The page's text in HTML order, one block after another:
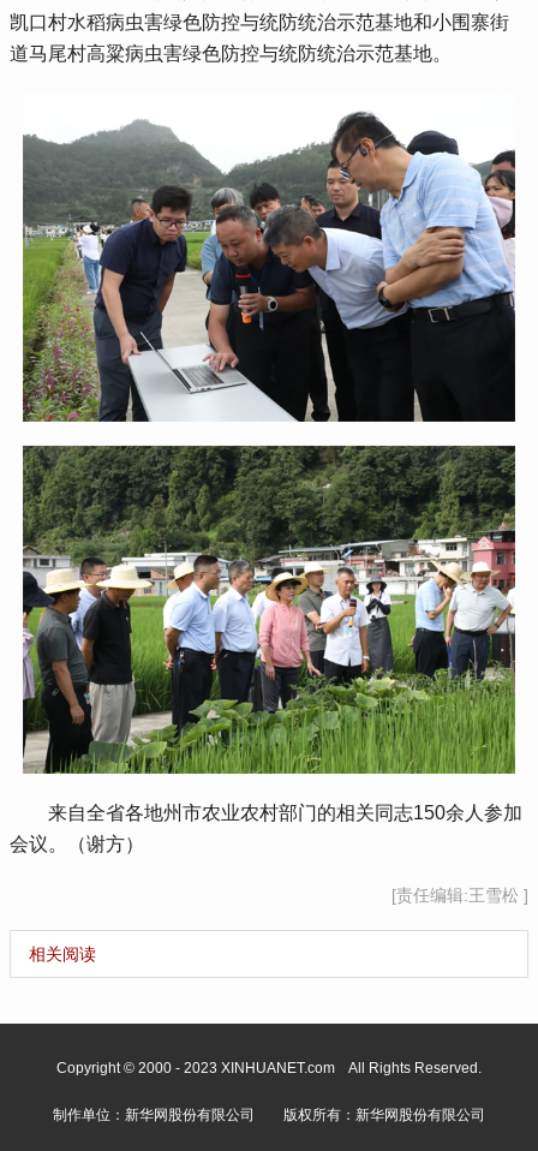
凯口村水稻病虫害绿色防控与统防统治示范基地和小围寨街
道马尾村高粱病虫害绿色防控与统防统治示范基地。
来自全省各地州市农业农村部门的相关同志150余人参加
会议。（谢方）
[责任编辑:王雪松 ]
相关阅读
Copyright © 2000 - 2023 XINHUANET.com All Rights Reserved.
制作单位：新华网股份有限公司 版权所有：新华网股份有限公司